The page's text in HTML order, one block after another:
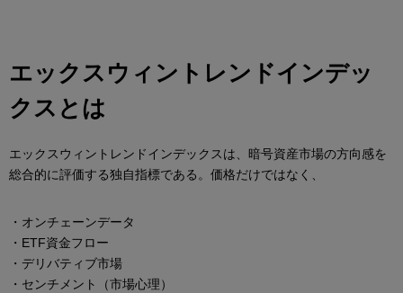
エックスウィントレンドインデッ
クスとは
エックスウィントレンドインデックスは、暗号資産市場の方向感を
総合的に評価する独自指標である。価格だけではなく、
・オンチェーンデータ
・ETF資金フロー
・デリバティブ市場
・センチメント（市場心理）